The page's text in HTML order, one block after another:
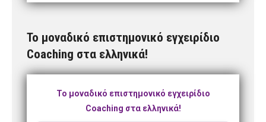
Το μοναδικό επιστημονικό εγχειρίδιο
Coaching στα ελληνικά!
Το μοναδικό επιστημονικό εγχειρίδιο
Coaching στα ελληνικά!